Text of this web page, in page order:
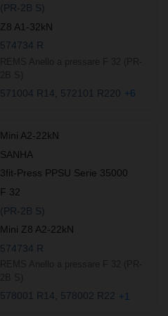
(PR-2B S)
Z8 A1-32kN
574734 R
571004 R14 572101 R220 +6
Mini A2-22kN
SANHA
3fit-Press PPSU Serie 35000
F 32
(PR-2B S)
Mini Z8 A2-22kN
574734 R
578001 R14 578002 R22 +1